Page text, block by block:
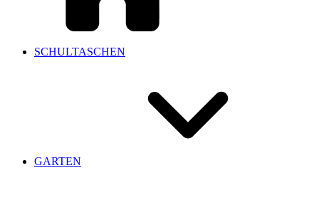
SCHULTASCHEN
GARTEN